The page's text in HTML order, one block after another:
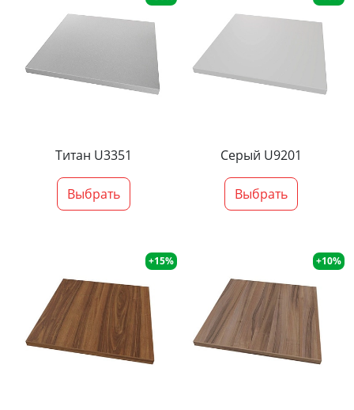
Титан U3351
Выбрать
Серый U9201
Выбрать
+15% +10%